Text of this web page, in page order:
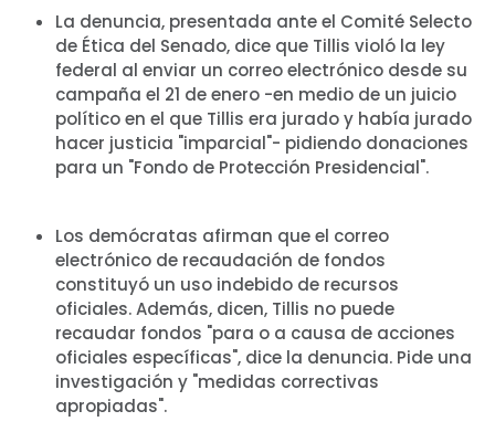
Take Back the Courts
Trabaja con nosotros
Pulse
Su fiesta
Acción
Vote
La denuncia, presentada ante el Comité Selecto
de Ética del Senado, dice que Tillis violó la ley
federal al enviar un correo electrónico desde su
campaña el 21 de enero -en medio de un juicio
político en el que Tillis era jurado y había jurado
hacer justicia "imparcial"- pidiendo donaciones
para un "Fondo de Protección Presidencial".
Los demócratas afirman que el correo
electrónico de recaudación de fondos
constituyó un uso indebido de recursos
oficiales. Además, dicen, Tillis no puede
recaudar fondos "para o a causa de acciones
oficiales específicas", dice la denuncia. Pide una
investigación y "medidas correctivas
apropiadas".